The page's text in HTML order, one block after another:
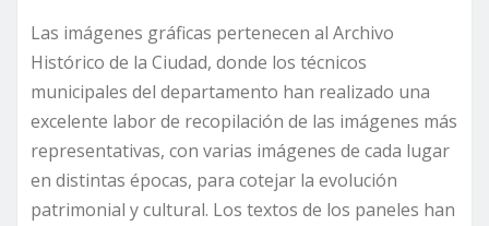
Las imágenes gráficas pertenecen al Archivo
Histórico de la Ciudad, donde los técnicos
municipales del departamento han realizado una
excelente labor de recopilación de las imágenes más
representativas, con varias imágenes de cada lugar
en distintas épocas, para cotejar la evolución
patrimonial y cultural. Los textos de los paneles han